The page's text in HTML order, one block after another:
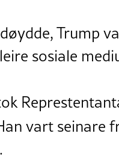
Trump
sosiale
vart seinare